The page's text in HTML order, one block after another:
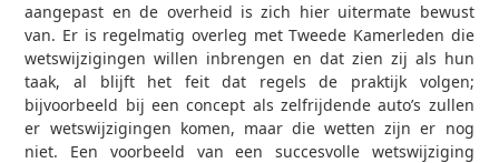
aangepast en de overheid is zich hier uitermate bewust
van. Er is regelmatig overleg met Tweede Kamerleden die
wetswijzigingen willen inbrengen en dat zien zij als hun
taak, al blijft het feit dat regels de praktijk volgen;
bijvoorbeeld bij een concept als zelfrijdende auto’s zullen
er wetswijzigingen komen, maar die wetten zijn er nog
niet. Een voorbeeld van een succesvolle wetswijziging